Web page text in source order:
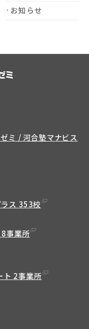
お知らせ
ミ / 河合塾マナビス
ス 353校
事業所
ト 2事業所